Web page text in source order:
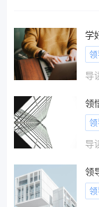
学
领
领